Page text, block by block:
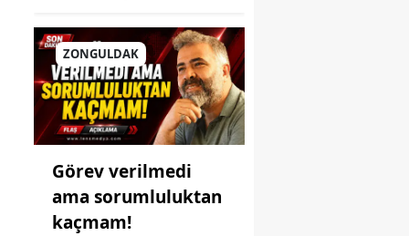
ZONGULDAK
Görev verilmedi
ama sorumluluktan
kaçmam!